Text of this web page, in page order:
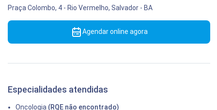
Praça Colombo, 4 - Rio Vermelho, Salvador - BA
Agendar online agora
Especialidades atendidas
Oncologia (RQE não encontrado)